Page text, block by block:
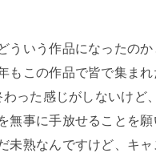
いう作品になったの
もこの作品で皆で集ま
った感じがしないけど
無事に手放せることを
熟なんですけど、キャ